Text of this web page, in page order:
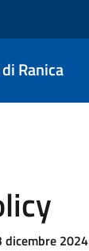
Ranica
dicembre 2024